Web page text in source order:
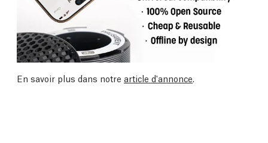
En savoir plus dans notre article d'annonce